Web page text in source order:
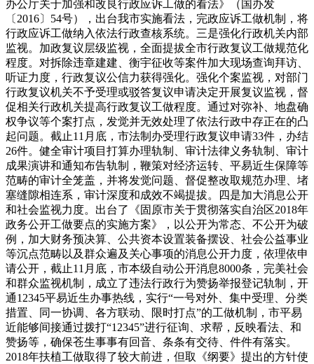
办公厅关于加强和改良行政应诉工做的看法》（国办发
〔2016〕54号），出台我市实施看法，完政应诉工做机制，将
行政应诉工做纳入依法行政查核系统。三是强化行政机关内部
监视。加政复议层级监视，全面提拔全市行政复议工做规范化
程度。对拆除违章建建、衡宇征收等案件加大现场查询拜访、
听证力度，行政复议公信力获得强化。强化个案监视，对部门
行政复议机关不予受理或驳答复议申请决定开展复议监视，督
促相关行政机关提高行政复议工做程度。通过对弥补、地盘确
权争议等个案打点，发觉并无效处理了依法行政中存正在的凸
起问题。截止11月底，市法制办受理行政复议申请33件，办结
26件。健全审计项目打算办理轨制、审计法律义务轨制、审计
成果演讲和通知布告轨制，鞭策对经济运转、平易近生保障等
范畴的审计全笼盖，并将发觉问题、督促整改取规范办理、堵
塞缝隙相连系，审计深度和成效不竭提拔。四是加大消息公开
和社会监视力度。出台了《固原市关于贯彻落实自治区2018年
政务公开工做要点的实施方案》，以公开为常态、不公开为破
例，加大财务预决算、公共资本设置装备摆设、社会公益事业
等沉点范畴以及群众遍及关心事项的消息公开力度，依理依申
请公开，截止11月底，市本级自动公开消息8000条，完美社会
和群众监视机制，成立了违法行政行为赞扬举报登记轨制，开
通12345平易近生办事热线，实行“一号对外、集中受理、分类
措置、同一协调、各方联动、限时打点”的工做机制，市平易
近能够间接通过拨打“12345”进行征询、求帮，反映看法、和
赞扬等，确保苍生事事有回音、条条有交待、件件有落实。
2018年扶植工做取得了较大前进，但取《纲要》提出的方针使